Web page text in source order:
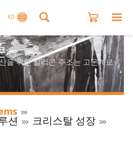
KO
을 위한 실리콘 주조는 고온계로
션
크리스탈 성장